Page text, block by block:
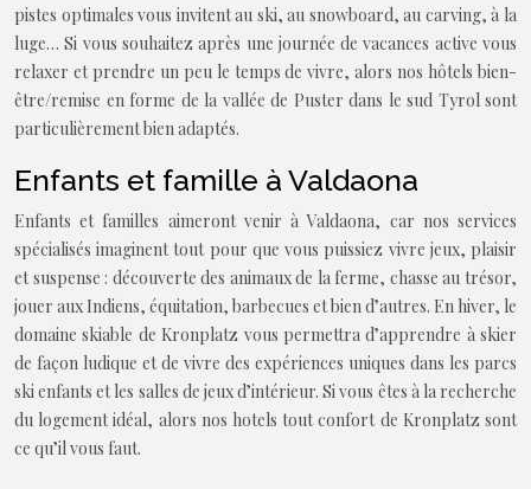
pistes optimales vous invitent au ski, au snowboard, au carving, à la
luge… Si vous souhaitez après une journée de vacances active vous
relaxer et prendre un peu le temps de vivre, alors nos hôtels bien-
être/remise en forme de la vallée de Puster dans le sud Tyrol sont
particulièrement bien adaptés.
Enfants et famille à Valdaona
Enfants et familles aimeront venir à Valdaona, car nos services
spécialisés imaginent tout pour que vous puissiez vivre jeux, plaisir
et suspense : découverte des animaux de la ferme, chasse au trésor,
jouer aux Indiens, équitation, barbecues et bien d’autres. En hiver, le
domaine skiable de Kronplatz vous permettra d’apprendre à skier
de façon ludique et de vivre des expériences uniques dans les parcs
ski enfants et les salles de jeux d’intérieur. Si vous êtes à la recherche
du logement idéal, alors nos hotels tout confort de Kronplatz sont
ce qu’il vous faut.